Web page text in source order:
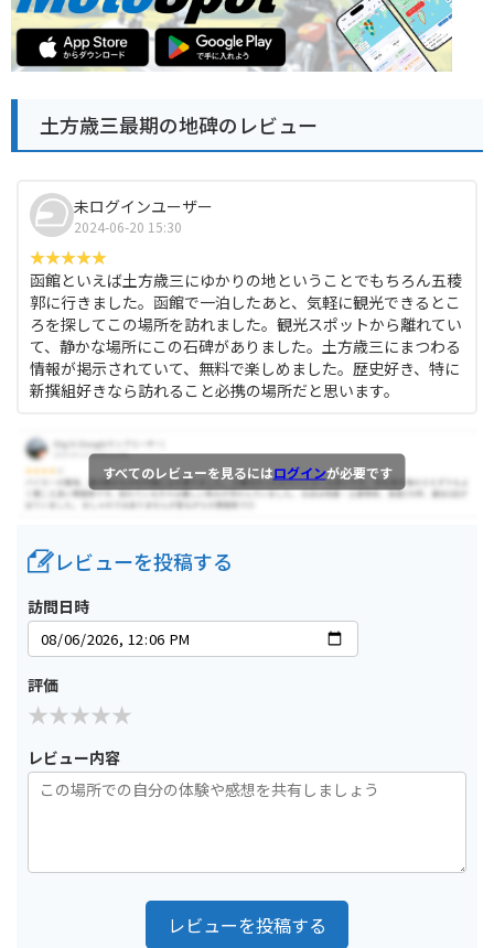
土方歳三最期の地碑のレビュー
未ログインユーザー
2024-06-20 15:30
函館といえば土方歳三にゆかりの地ということでもちろん五稜
郭に行きました。函館で一泊したあと、気軽に観光できるとこ
ろを探してこの場所を訪れました。観光スポットから離れてい
て、静かな場所にこの石碑がありました。土方歳三にまつわる
情報が掲示されていて、無料で楽しめました。歴史好き、特に
新撰組好きなら訪れること必携の場所だと思います。
すべてのレビューを見るにはログインが必要です
レビューを投稿する
訪問日時
評価
レビュー内容
レビューを投稿する